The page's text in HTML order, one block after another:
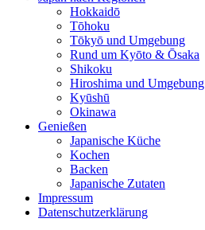
Hokkaidō
Tōhoku
Tōkyō und Umgebung
Rund um Kyōto & Ōsaka
Shikoku
Hiroshima und Umgebung
Kyūshū
Okinawa
Genießen
Japanische Küche
Kochen
Backen
Japanische Zutaten
Impressum
Datenschutzerklärung